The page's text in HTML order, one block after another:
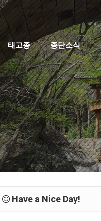
태고종 종단소식
Have a Nice Day!